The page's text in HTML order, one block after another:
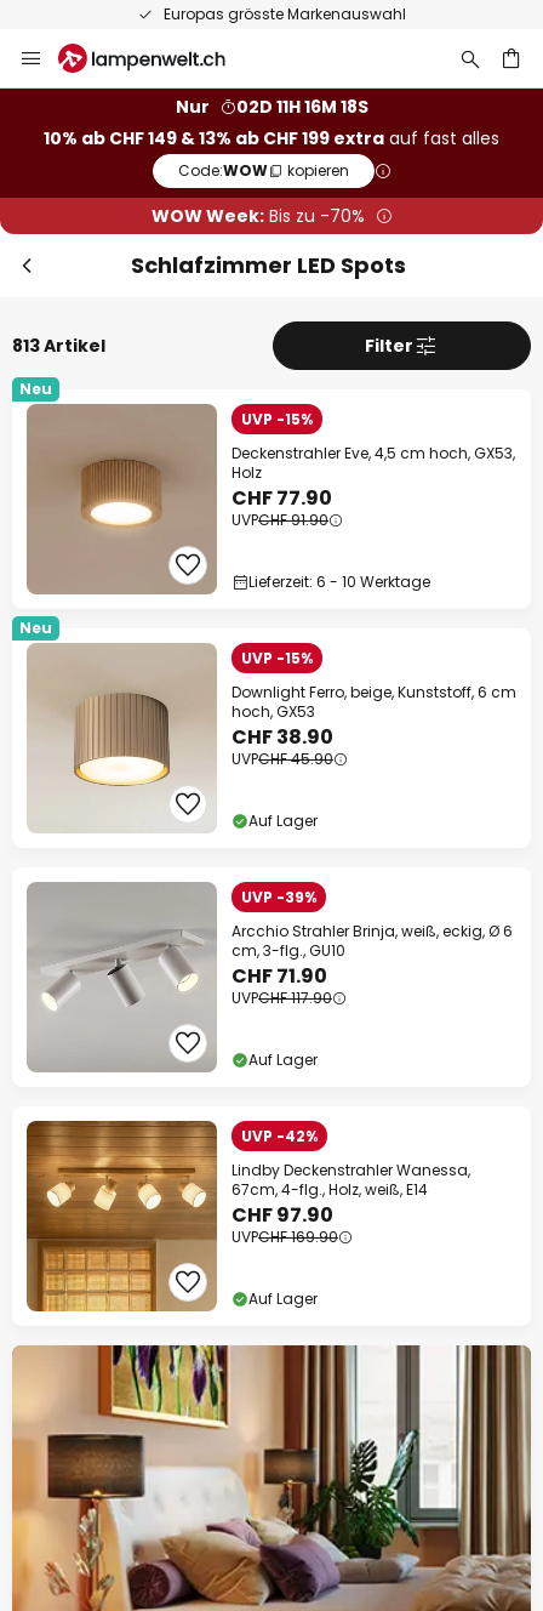
50 Tage kostenlose Retoure
Inhalt
Nur
02D 11H 16M 16S
10% ab CHF 149 & 13% ab CHF 199 extra auf fast alles
Code:WOW kopieren
WOW Week:Bis zu -70%
Schlafzimmer LED Spots
813 Artikel Filter
Neu
UVP -15%
Deckenstrahler Eve, 4,5 cm hoch, GX53,
Holz
CHF 77.90
UVPCHF 91.90
Lieferzeit: 6 - 10 Werktage
Neu
UVP -15%
Downlight Ferro, beige, Kunststoff, 6 cm
hoch, GX53
CHF 38.90
UVPCHF 45.90
Auf Lager
UVP -39%
Arcchio Strahler Brinja, weiß, eckig, Ø 6
cm, 3-flg., GU10
CHF 71.90
UVPCHF 117.90
Auf Lager
UVP -42%
Lindby Deckenstrahler Wanessa,
67cm, 4-flg., Holz, weiß, E14
CHF 97.90
UVPCHF 169.90
Auf Lager
Extra Rabatt
10% Rabattab CHF 149
13% Rabattab CHF 199
auf fast alles*
Ihr Code:WOW kopieren
Jetzt einlösen
*Ausgenommene Hersteller